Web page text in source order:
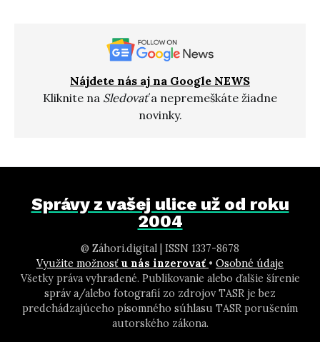
Nájdete nás aj na Google NEWS
Kliknite na Sledovaťa nepremeškáte žiadne
novinky.
Správy z vašej ulice už od roku
2004
@ Záhori.digital | ISSN 1337-8678
Využite možnosť u nás inzerovať • Osobné údaje
Všetky práva vyhradené. Publikovanie alebo ďalšie šírenie
správ a/alebo fotografií zo zdrojov TASR je bez
predchádzajúceho písomného súhlasu TASR porušením
autorského zákona.